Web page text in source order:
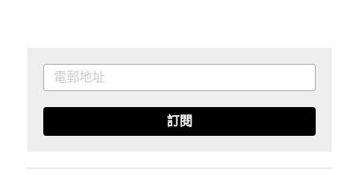
訂閱